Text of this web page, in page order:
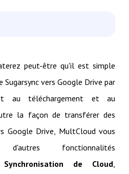
peut-être qu'il est simple
Sugarsync vers Google Drive par
au téléchargement et au
la façon de transférer des
Google Drive, MultCloud vous
fonctionnalités
Synchronisation de Cloud